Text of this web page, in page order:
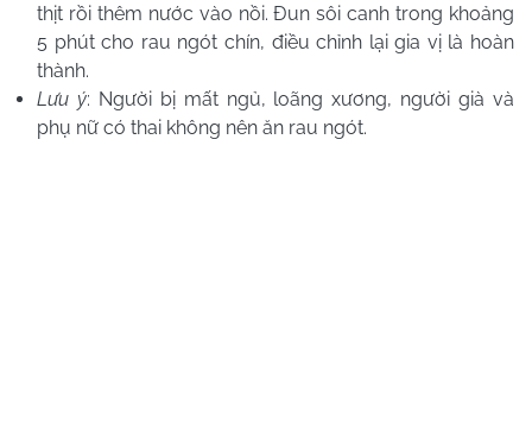
thịt rồi thêm nước vào nồi. Đun sôi canh trong khoảng
5 phút cho rau ngót chín, điều chỉnh lại gia vị là hoàn
thành.
Lưu ý: Người bị mất ngủ, loãng xương, người già và
phụ nữ có thai không nên ăn rau ngót.